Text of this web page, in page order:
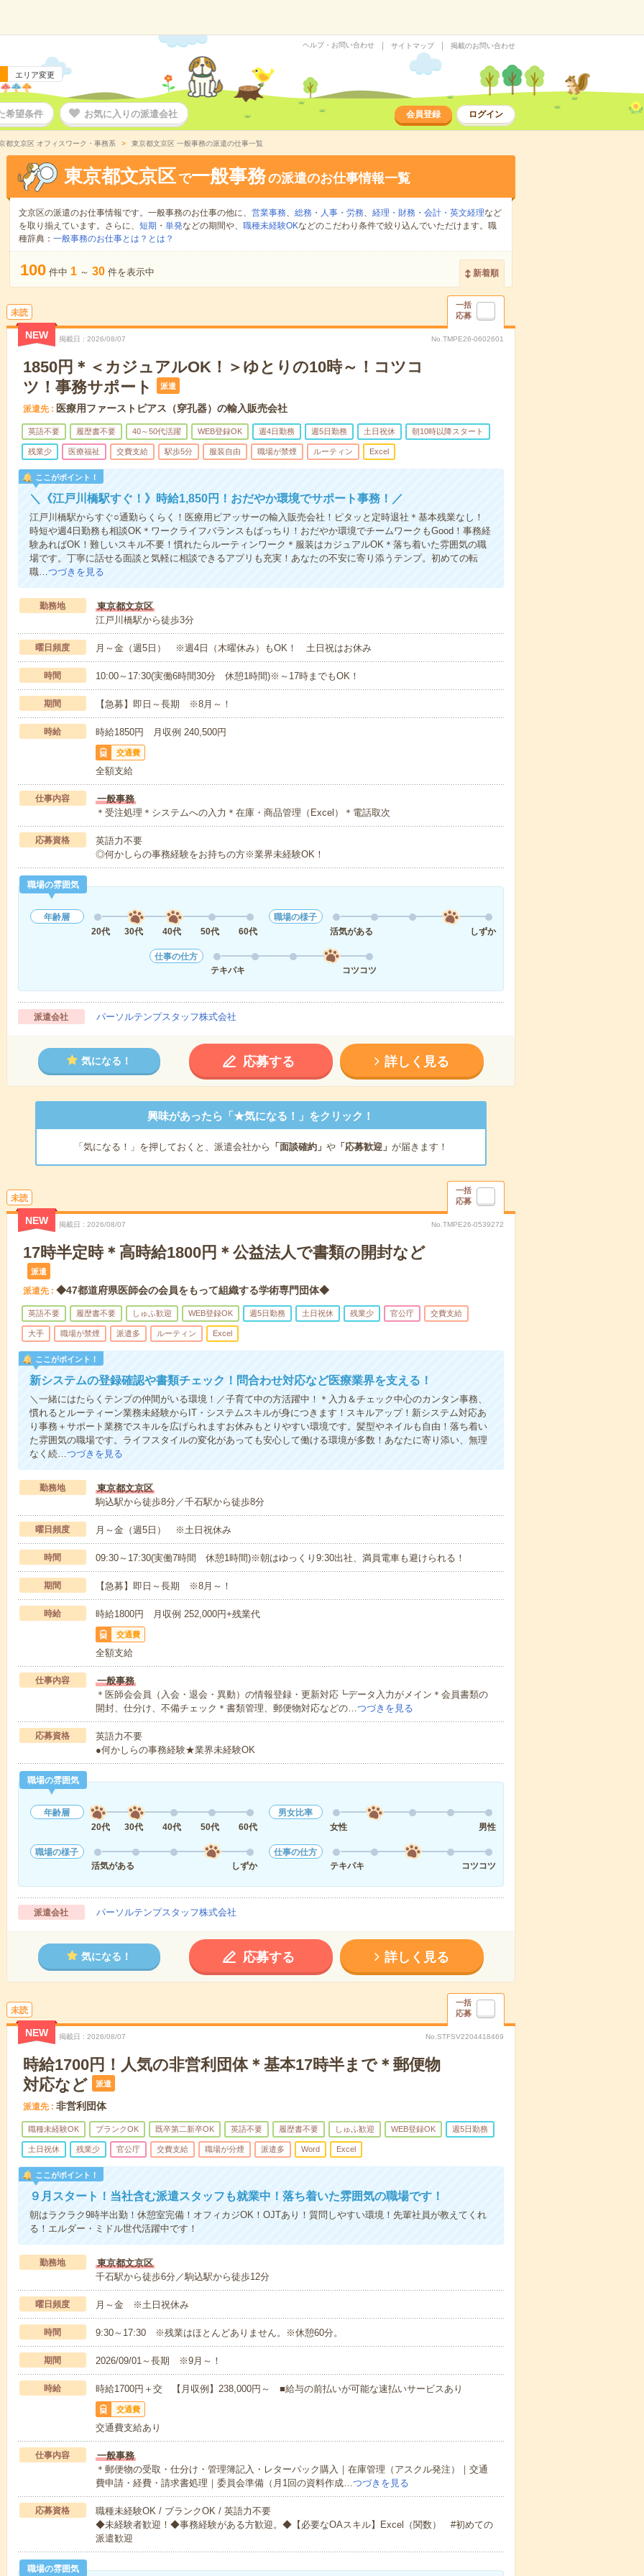
エリア変更
ヘルプ・お問い合わせ サイトマップ 掲載のお問い合わせ
希望条件 お気に入りの派遣会社 会員登録 ログイン
都文京区 オフィスワーク・事務系 東京都文京区 一般事務の派遣の仕事一覧
東京都文京区 で一般事務の派遣のお仕事情報一覧
文京区の派遣のお仕事情報です。一般事務のお仕事の他に、 営業事務、 総務・人事・労務、 経理・財務・会計・英文経理など
を取り揃えています。さらに、 短期 ・ 単発などの期間や、 職種未経験OKなどのこだわり条件で絞り込んでいただけます。職
種辞典： 一般事務のお仕事とは？とは？
100 件中 1 ～ 30 件を表示中 新着順
未読
一括
応募
NEW 掲載日 2026/08/07 No.TMPE26-0602601
1850円＊＜カジュアルOK！＞ゆとりの10時～！コツコ
ツ！事務サポート
派遣
派遣先 医療用ファーストピアス（穿孔器）の輸入販売会社
英語不要 履歴書不要 40～50代活躍 WEB登録OK 週4日勤務 週5日勤務 土日祝休 朝10時以降スタート
残業少 医療福祉 交費支給 駅歩5分 服装自由 職場が禁煙 ルーティン Excel
ここがポイント！
＼《江戸川橋駅すぐ！》時給1,850円！おだやか環境でサポート事務！／
江戸川橋駅からすぐ○通勤らくらく！医療用ピアッサーの輸入販売会社！ピタッと定時退社＊基本残業なし！
時短や週4日勤務も相談OK＊ワークライフバランスもばっちり！おだやか環境でチームワークもGood！事務経
験あればOK！難しいスキル不要！慣れたらルーティンワーク＊服装はカジュアルOK＊落ち着いた雰囲気の職
場です。丁寧に話せる面談と気軽に相談できるアプリも充実！あなたの不安に寄り添うテンプ。初めての転
職…つづきを見る
勤務地
東京都文京区
江戸川橋駅から徒歩3分
曜日頻度 月～金（週5日） ※週4日（木曜休み）もOK！ 土日祝はお休み
時間 10:00～17:30(実働6時間30分 休憩1時間)※～17時までもOK！
期間 【急募】即日～長期 ※8月～！
時給 時給1850円 月収例 240,500円
交通費
全額支給
仕事内容
一般事務
＊受注処理＊システムへの入力＊在庫・商品管理（Excel）＊電話取次
応募資格
英語力不要
◎何かしらの事務経験をお持ちの方※業界未経験OK！
職場の雰囲気
年齢層
20代
30代 40代 50代 60代
職場の様子
活気がある
しずか
仕事の仕方
テキパキ
コツコツ
派遣会社 パーソルテンプスタッフ株式会社
気になる！ 応募する 詳しく見る
興味があったら「★気になる！」をクリック！
「気になる！」を押しておくと、派遣会社から 「面談確約」 や「応募歓迎」 が届きます！
未読
一括
応募
NEW 掲載日 2026/08/07 No.TMPE26-0539272
17時半定時＊高時給1800円＊公益法人で書類の開封など
派遣
派遣先 ◆47都道府県医師会の会員をもって組織する学術専門団体◆
英語不要 履歴書不要 しゅふ歓迎 WEB登録OK 週5日勤務 土日祝休 残業少 官公庁 交費支給
大手 職場が禁煙 派遣多 ルーティン Excel
ここがポイント！
新システムの登録確認や書類チェック！問合わせ対応など医療業界を支える！
＼一緒にはたらくテンプの仲間がいる環境！／子育て中の方活躍中！＊入力＆チェック中心のカンタン事務、
慣れるとルーティーン業務未経験からIT・システムスキルが身につきます！スキルアップ！新システム対応あ
り事務＋サポート業務でスキルを広げられますお休みもとりやすい環境です。髪型やネイルも自由！落ち着い
た雰囲気の職場です。ライフスタイルの変化があっても安心して働ける環境が多数！あなたに寄り添い、無理
なく続…つづきを見る
勤務地
東京都文京区
駒込駅から徒歩8分／千石駅から徒歩8分
曜日頻度 月～金（週5日） ※土日祝休み
時間 09:30～17:30(実働7時間 休憩1時間)※朝はゆっくり9:30出社、満員電車も避けられる！
期間 【急募】即日～長期 ※8月～！
時給 時給1800円 月収例 252,000円+残業代
交通費
全額支給
仕事内容
一般事務
＊医師会会員（入会・退会・異動）の情報登録・更新対応┗データ入力がメイン＊会員書類の
開封、仕分け、不備チェック＊書類管理、郵便物対応などの…つづきを見る
応募資格
英語力不要
●何かしらの事務経験★業界未経験OK
職場の雰囲気
年齢層
20代
30代 40代 50代 60代
男女比率
女性
男性
職場の様子
活気がある
しずか
仕事の仕方
テキパキ
コツコツ
派遣会社 パーソルテンプスタッフ株式会社
気になる！ 応募する 詳しく見る
未読
一括
応募
NEW 掲載日 2026/08/07 No.STFSV2204418469
時給1700円！人気の非営利団体＊基本17時半まで＊郵便物
対応など
派遣
派遣先 非営利団体
職種未経験OK ブランクOK 既卒第二新卒OK 英語不要 履歴書不要 しゅふ歓迎 WEB登録OK 週5日勤務
土日祝休 残業少 官公庁 交費支給 職場が分煙 派遣多 Word Excel
ここがポイント！
９月スタート！当社含む派遣スタッフも就業中！落ち着いた雰囲気の職場です！
朝はラクラク9時半出勤！休憩室完備！オフィカジOK！OJTあり！質問しやすい環境！先輩社員が教えてくれ
る！エルダー・ミドル世代活躍中です！
勤務地
東京都文京区
千石駅から徒歩6分／駒込駅から徒歩12分
曜日頻度 月～金 ※土日祝休み
時間 9:30～17:30 ※残業はほとんどありません。※休憩60分。
期間 2026/09/01～長期 ※9月～！
時給 時給1700円＋交 【月収例】238,000円～ ■給与の前払いが可能な速払いサービスあり
交通費
交通費支給あり
仕事内容
一般事務
＊郵便物の受取・仕分け・管理簿記入・レターパック購入｜在庫管理（アスクル発注）｜交通
費申請・経費・請求書処理｜委員会準備（月1回の資料作成…つづきを見る
応募資格
職種未経験OK / ブランクOK / 英語力不要
◆未経験者歓迎！◆事務経験がある方歓迎。◆【必要なOAスキル】Excel（関数） #初めての
派遣歓迎
職場の雰囲気